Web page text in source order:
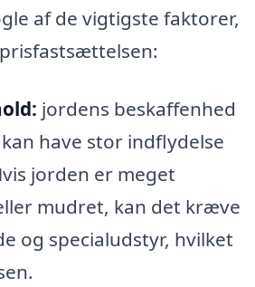
af de vigtigste faktorer,
jordens beskaffenhed
have stor indflydelse
jorden er meget
mudret, kan det kræve
og specialudstyr, hvilket